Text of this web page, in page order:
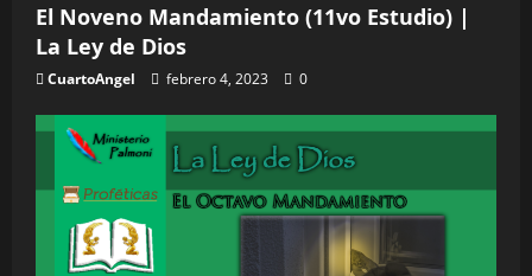
El Noveno Mandamiento (11vo Estudio) |
La Ley de Dios
CuartoAngel febrero 4, 2023 0